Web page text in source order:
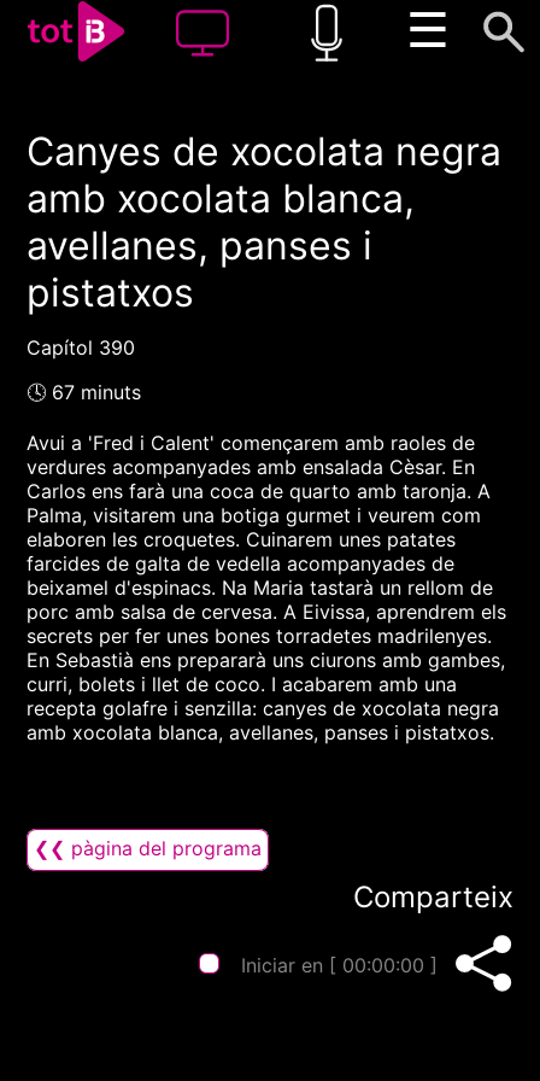
☰
00:00 00:00
1x
Canyes de xocolata negra
amb xocolata blanca,
avellanes, panses i
pistatxos
Capítol 390
🕓 67 minuts
Avui a 'Fred i Calent' començarem amb raoles de
verdures acompanyades amb ensalada Cèsar. En
Carlos ens farà una coca de quarto amb taronja. A
Palma, visitarem una botiga gurmet i veurem com
elaboren les croquetes. Cuinarem unes patates
farcides de galta de vedella acompanyades de
beixamel d'espinacs. Na Maria tastarà un rellom de
porc amb salsa de cervesa. A Eivissa, aprendrem els
secrets per fer unes bones torradetes madrilenyes.
En Sebastià ens prepararà uns ciurons amb gambes,
curri, bolets i llet de coco. I acabarem amb una
recepta golafre i senzilla: canyes de xocolata negra
amb xocolata blanca, avellanes, panses i pistatxos.
❮❮ pàgina del programa
Comparteix
Iniciar en [ 00:00:00 ]